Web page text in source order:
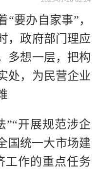
“要办自家事”，
，政府部门理应
多想一层，把构
处，为民营企业
”“开展规范涉企
国统一大市场建
作的重点任务